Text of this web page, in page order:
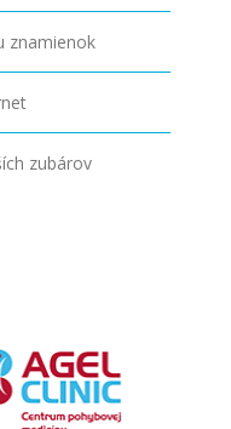
znamienok
zubárov